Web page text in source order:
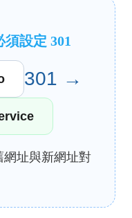
設定 301
301 →
址與新網址對